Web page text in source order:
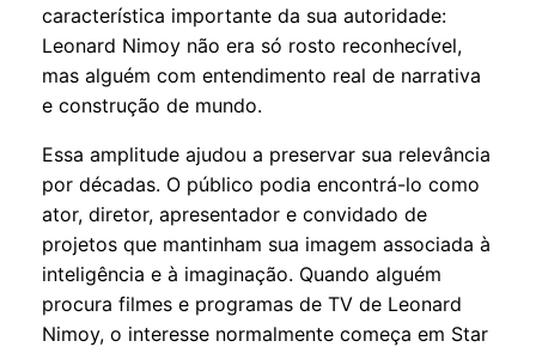
característica importante da sua autoridade:
Leonard Nimoy não era só rosto reconhecível,
mas alguém com entendimento real de narrativa
e construção de mundo.
Essa amplitude ajudou a preservar sua relevância
por décadas. O público podia encontrá-lo como
ator, diretor, apresentador e convidado de
projetos que mantinham sua imagem associada à
inteligência e à imaginação. Quando alguém
procura filmes e programas de TV de Leonard
Nimoy, o interesse normalmente começa em Star